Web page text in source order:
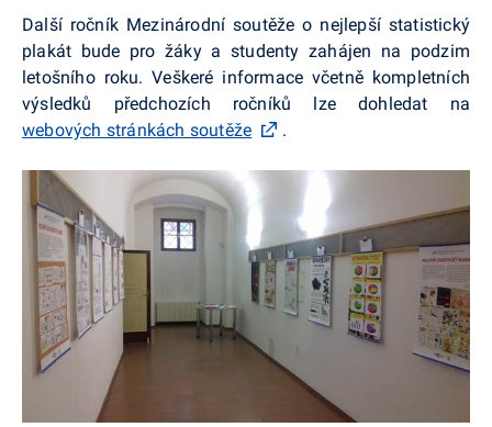
Další ročník Mezinárodní soutěže o nejlepší statistický
plakát bude pro žáky a studenty zahájen na podzim
letošního roku. Veškeré informace včetně kompletních
výsledků předchozích ročníků lze dohledat na
webových stránkách soutěže
.